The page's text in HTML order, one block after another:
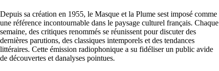
Depuis sa création en 1955, le Masque et la Plume sest imposé comme
une référence incontournable dans le paysage culturel français. Chaque
semaine, des critiques renommés se réunissent pour discuter des
dernières parutions, des classiques intemporels et des tendances
littéraires. Cette émission radiophonique a su fidéliser un public avide
de découvertes et danalyses pointues.